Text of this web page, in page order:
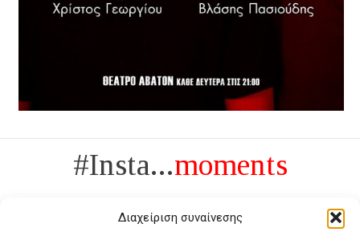
Διαχείριση συναίνεσης
#Insta...moments